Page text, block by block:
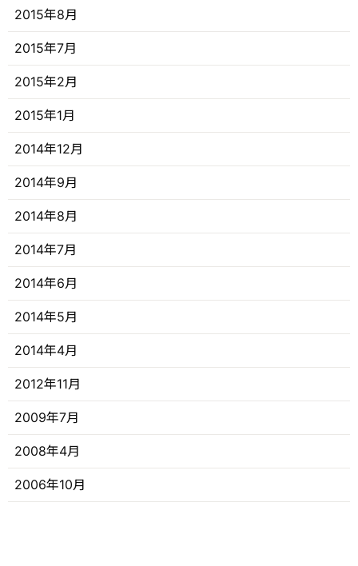
2015年8月
2015年7月
2015年2月
2015年1月
2014年12月
2014年9月
2014年8月
2014年7月
2014年6月
2014年5月
2014年4月
2012年11月
2009年7月
2008年4月
2006年10月